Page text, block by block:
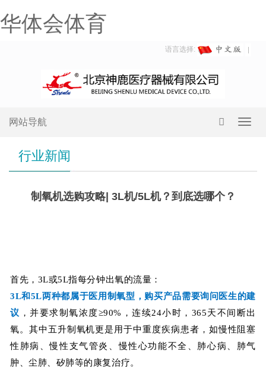
华体会体育
语言选择:
网站导航
行业新闻
制氧机选购攻略| 3L机/5L机？到底选哪个？
首先，3L或5L指每分钟出氧的流量：
3L和5L两种都属于医用制氧型，购买产品需要询问医生的建
议 ，并要求制氧浓度≥90%，连续24小时，365天不间断出
氧。其中五升制氧机更是用于中重度疾病患者， 如慢性阻塞
性肺病、慢性支气管炎、慢性心功能不全、肺心病、肺气
肿、尘肺、矽肺等的康复治疗。